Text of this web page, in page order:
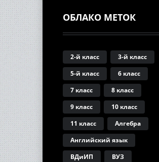
ОБЛАКО МЕТОК
2-й класс
3-й класс
5-й класс
6 класс
7 класс
8 класс
9 класс
10 класс
11 класс
Алгебра
Английский язык
ВДиИП
ВУЗ